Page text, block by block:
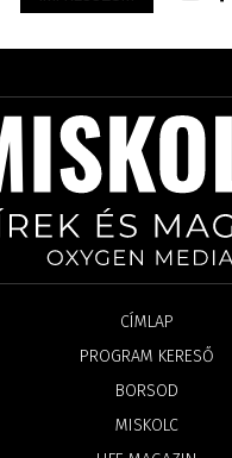
CÍMLAP
PROGRAM KERESŐ
BORSOD
MISKOLC